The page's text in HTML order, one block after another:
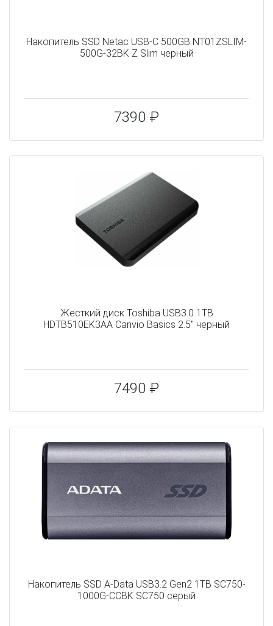
Накопитель SSD Netac USB-C 500GB NT01ZSLIM-
500G-32BK Z Slim черный
7390 ₽
Жесткий диск Toshiba USB3.0 1TB
HDTB510EK3AA Canvio Basics 2.5" черный
7490 ₽
Накопитель SSD A-Data USB3.2 Gen2 1TB SC750-
1000G-CCBK SC750 серый